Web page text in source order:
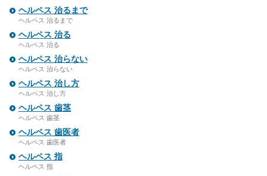
ヘルペス 治るまで
ヘルペス 治るまで
ヘルペス 治る
ヘルペス 治る
ヘルペス 治らない
ヘルペス 治らない
ヘルペス 治し方
ヘルペス 治し方
ヘルペス 歯茎
ヘルペス 歯茎
ヘルペス 歯医者
ヘルペス 歯医者
ヘルペス 指
ヘルペス 指